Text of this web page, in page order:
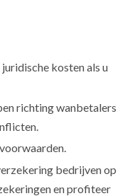
kosten als u
richting wanbetalers
bedrijven op
en profiteer